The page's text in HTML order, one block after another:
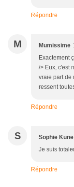
Répondre
M Mumissime
Exactement
/> Eux, c'est
vraie part de
ressent
Répondre
S Sophie Kune
Je suis
Répondre